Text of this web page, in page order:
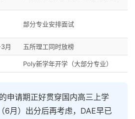
部分专业安排面试
月 五所理工同时放榜
Poly新学年开学（大部分专业）
申请期正好贯穿国内高三上学
6月）出分后再考虑，DAE早已